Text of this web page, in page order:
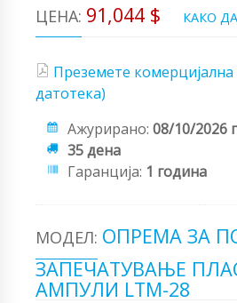
ЦЕНА: 91,044 $ КАКО
Преземете комерцијална
датотека)
Ажурирано: 08/10/2026
35 дена
Гаранција: 1 година
МОДЕЛ: ОПРЕМА ЗА
ЗАПЕЧАТУВАЊЕ
АМПУЛИ LTM-28